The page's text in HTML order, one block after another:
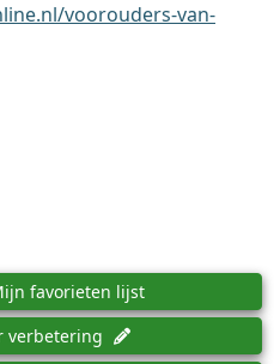
voorouders-van-
favorieten lijst
verbetering